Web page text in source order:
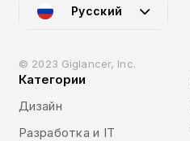
Русский
© 2023 Giglancer, Inc.
Категории
Дизайн
Разработка и IT